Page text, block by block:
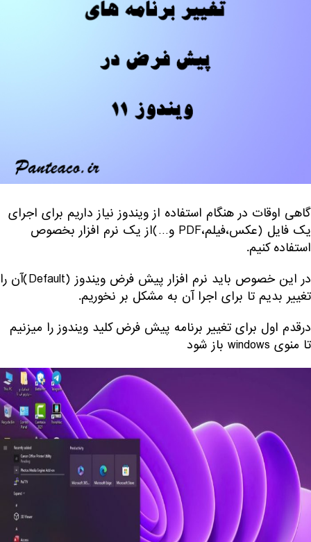
گاهی اوقات در هنگام استفاده از ویندوز نیاز داریم برای اجرای
یک فایل (عکس،فیلم،PDF و…)از یک نرم افزار بخصوص
استفاده کنیم.
در این خصوص باید نرم افزار پیش فرض ویندوز (Default)آن را
تغییر بدیم تا برای اجرا آن به مشکل بر نخوریم.
درقدم اول برای تغییر برنامه پیش فرض کلید ویندوز را میزنیم
تا منوی windows باز شود